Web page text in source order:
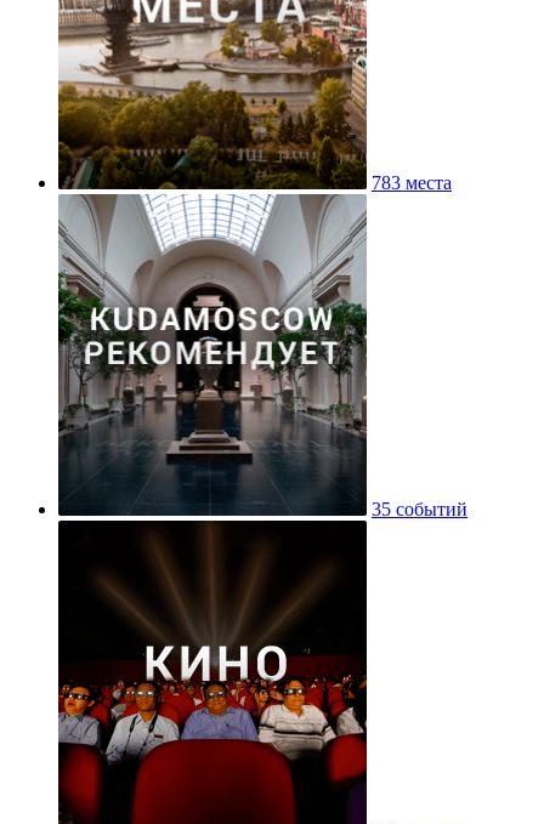
783 места
35 событий